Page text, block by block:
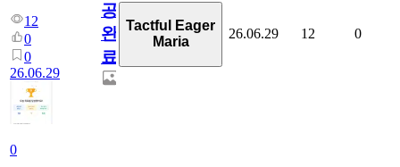
12
0
0
26.06.29
0
공
완
료
Tactful Eager
Maria
26.06.29 12 0